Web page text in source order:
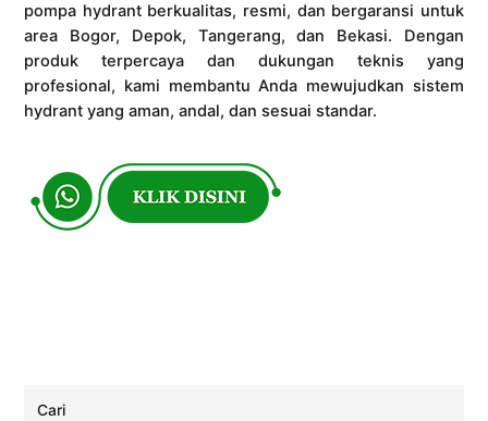
pompa hydrant berkualitas, resmi, dan bergaransi untuk
area Bogor, Depok, Tangerang, dan Bekasi. Dengan
produk terpercaya dan dukungan teknis yang
profesional, kami membantu Anda mewujudkan sistem
hydrant yang aman, andal, dan sesuai standar.
Cari